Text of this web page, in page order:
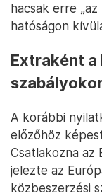
hacsak erre
hatóságon
Extraként a
A korábbi
előzőhöz
Csatlakozna az
jelezte az
közbeszerzési